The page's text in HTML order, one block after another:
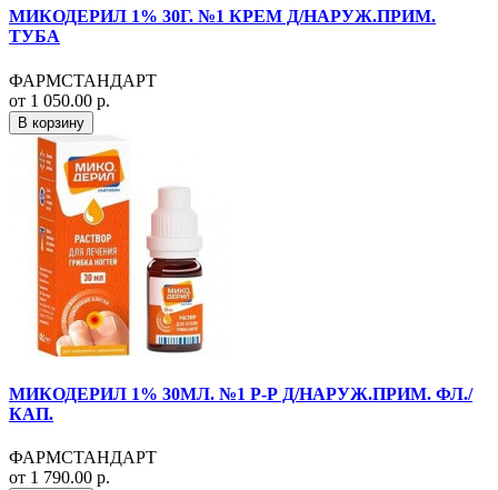
МИКОДЕРИЛ 1% 30Г. №1 КРЕМ Д/НАРУЖ.ПРИМ.
ТУБА
ФАРМСТАНДАРТ
от 1 050.00 р.
В корзину
МИКОДЕРИЛ 1% 30МЛ. №1 Р-Р Д/НАРУЖ.ПРИМ. ФЛ./
КАП.
ФАРМСТАНДАРТ
от 1 790.00 р.